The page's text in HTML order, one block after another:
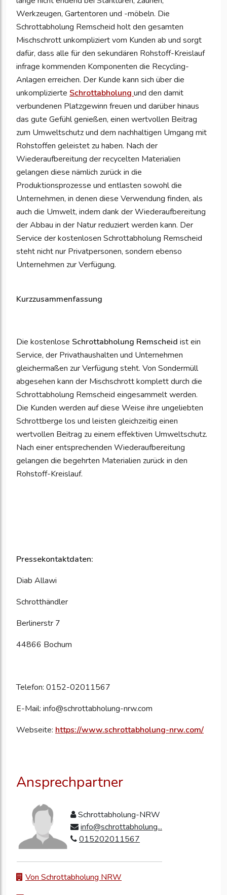
Werkzeugen, Gartentoren und -möbeln. Die
Schrottabholung Remscheid holt den gesamten
Mischschrott unkompliziert vom Kunden ab und sorgt
dafür, dass alle für den sekundären Rohstoff-Kreislauf
infrage kommenden Komponenten die Recycling-
Anlagen erreichen. Der Kunde kann sich über die
unkomplizierte Schrottabholung und den damit
verbundenen Platzgewinn freuen und darüber hinaus
das gute Gefühl genießen, einen wertvollen Beitrag
zum Umweltschutz und dem nachhaltigen Umgang mit
Rohstoffen geleistet zu haben. Nach der
Wiederaufbereitung der recycelten Materialien
gelangen diese nämlich zurück in die
Produktionsprozesse und entlasten sowohl die
Unternehmen, in denen diese Verwendung finden, als
auch die Umwelt, indem dank der Wiederaufbereitung
der Abbau in der Natur reduziert werden kann. Der
Service der kostenlosen Schrottabholung Remscheid
steht nicht nur Privatpersonen, sondern ebenso
Unternehmen zur Verfügung.
Kurzzusammenfassung
Die kostenlose Schrottabholung Remscheid ist ein
Service, der Privathaushalten und Unternehmen
gleichermaßen zur Verfügung steht. Von Sondermüll
abgesehen kann der Mischschrott komplett durch die
Schrottabholung Remscheid eingesammelt werden.
Die Kunden werden auf diese Weise ihre ungeliebten
Schrottberge los und leisten gleichzeitig einen
wertvollen Beitrag zu einem effektiven Umweltschutz.
Nach einer entsprechenden Wiederaufbereitung
gelangen die begehrten Materialien zurück in den
Rohstoff-Kreislauf.
Pressekontaktdaten:
Diab Allawi
Schrotthändler
Berlinerstr 7
44866 Bochum
Telefon: 0152-02011567
E-Mail: info@schrottabholung-nrw.com
Webseite: https://www.schrottabholung-nrw.com/
Ansprechpartner
Schrottabholung-NRW
info@schrottabholung...
015202011567
Von Schrottabholung NRW